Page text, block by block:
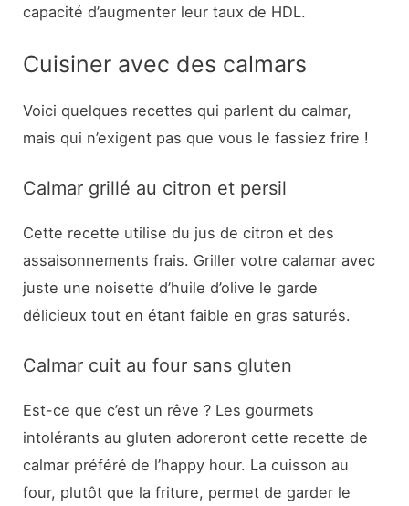
capacité d’augmenter leur taux de HDL.
Cuisiner avec des calmars
Voici quelques recettes qui parlent du calmar,
mais qui n’exigent pas que vous le fassiez frire !
Calmar grillé au citron et persil
Cette recette utilise du jus de citron et des
assaisonnements frais. Griller votre calamar avec
juste une noisette d’huile d’olive le garde
délicieux tout en étant faible en gras saturés.
Calmar cuit au four sans gluten
Est-ce que c’est un rêve ? Les gourmets
intolérants au gluten adoreront cette recette de
calmar préféré de l’happy hour. La cuisson au
four, plutôt que la friture, permet de garder le